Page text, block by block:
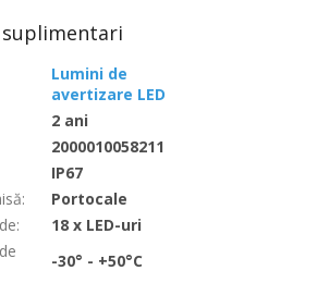
Lumini de
avertizare LED
2 ani
2000010058211
IP67
:
Portocale
:
18 x LED-uri
-30° - +50°C